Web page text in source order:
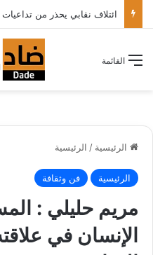
القائمة
الرئيسية / الرئيسية
الرئيسية فن وثقافة
مريم حليلي‮ :
الإنسان في‮